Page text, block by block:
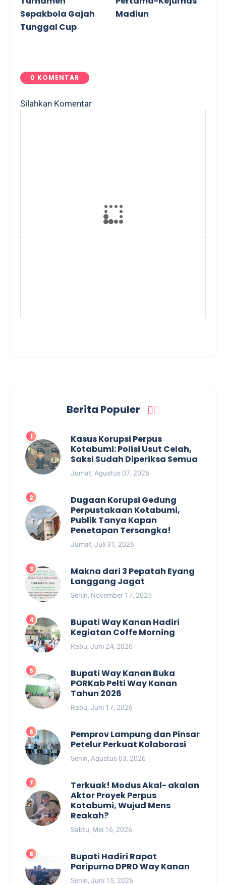
Sepakbola Gajah
Tunggal Cup
Madiun
0 KOMENTAR
Silahkan Komentar
Berita Populer
Kasus Korupsi Perpus
Kotabumi: Polisi Usut Celah,
Saksi Sudah Diperiksa Semua
Jumat, Agustus 07, 2026
Dugaan Korupsi Gedung
Perpustakaan Kotabumi,
Publik Tanya Kapan
Penetapan Tersangka!
Jumat, Juli 31, 2026
Makna dari 3 Pepatah Eyang
Langgang Jagat
Senin, November 17, 2025
Bupati Way Kanan Hadiri
Kegiatan Coffe Morning
Rabu, Juni 24, 2026
Bupati Way Kanan Buka
PORKab Pelti Way Kanan
Tahun 2026
Rabu, Juni 17, 2026
Pemprov Lampung dan Pinsar
Petelur Perkuat Kolaborasi
Senin, Agustus 03, 2026
Terkuak! Modus Akal- akalan
Aktor Proyek Perpus
Kotabumi, Wujud Mens
Reakah?
Sabtu, Mei 16, 2026
Bupati Hadiri Rapat
Paripurna DPRD Way Kanan
Senin, Juni 15, 2026